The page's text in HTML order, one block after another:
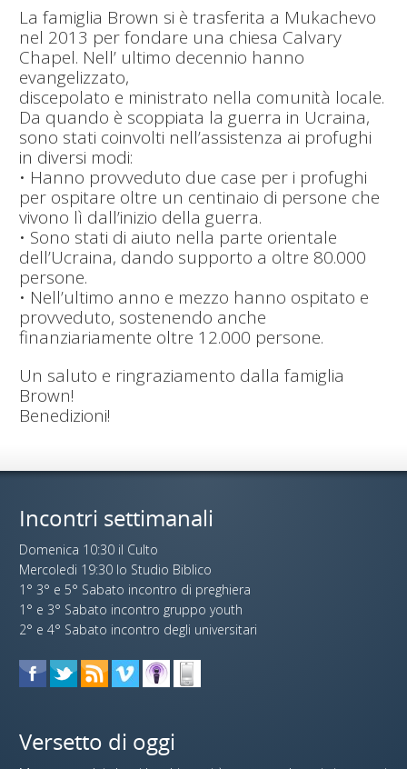
La famiglia Brown si è trasferita a Mukachevo
nel 2013 per fondare una chiesa Calvary
Chapel. Nell’ ultimo decennio hanno
evangelizzato,
discepolato e ministrato nella comunità locale.
Da quando è scoppiata la guerra in Ucraina,
sono stati coinvolti nell’assistenza ai profughi
in diversi modi:
• Hanno provveduto due case per i profughi
per ospitare oltre un centinaio di persone che
vivono lì dall’inizio della guerra.
• Sono stati di aiuto nella parte orientale
dell’Ucraina, dando supporto a oltre 80.000
persone.
• Nell’ultimo anno e mezzo hanno ospitato e
provveduto, sostenendo anche
finanziariamente oltre 12.000 persone.
Un saluto e ringraziamento dalla famiglia
Brown!
Benedizioni!
Incontri settimanali
Domenica 10:30 il Culto
Mercoledi 19:30 lo Studio Biblico
1° 3° e 5° Sabato incontro di preghiera
1° e 3° Sabato incontro gruppo youth
2° e 4° Sabato incontro degli universitari
Versetto di oggi